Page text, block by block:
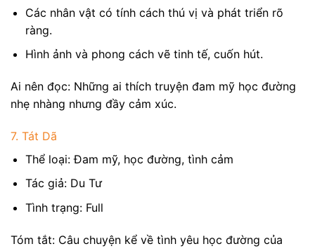
Các nhân vật có tính cách thú vị và phát triển rõ
ràng.
Hình ảnh và phong cách vẽ tinh tế, cuốn hút.
Ai nên đọc: Những ai thích truyện đam mỹ học đường
nhẹ nhàng nhưng đầy cảm xúc.
7. Tát Dã
Thể loại: Đam mỹ, học đường, tình cảm
Tác giả: Du Tư
Tình trạng: Full
Tóm tắt: Câu chuyện kể về tình yêu học đường của